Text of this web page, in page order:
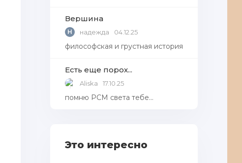
Вершина
Н надежда 04.12.25
философская и грустная история
Есть еще порох...
Aliska 17.10.25
помню РСМ cвета тебе...
Это интересно